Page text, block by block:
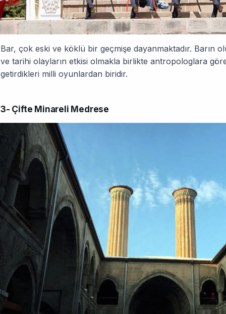
Bar, çok eski ve köklü bir geçmişe dayanmaktadır. Barın
ve tarihi olayların etkisi olmakla birlikte antropologlara
getirdikleri milli oyunlardan biridir.
3- Çifte Minareli Medrese